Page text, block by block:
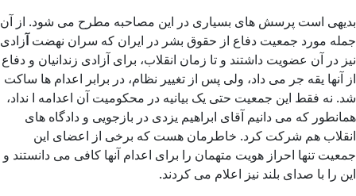
بدیهی است پرسش های بسیاری در این مصاحبه مطرح می شود. از آن
جمله مورد جمعیت دفاع از حقوق بشر در ایران که سران نهضت آزادی
نیز در آن عضویت داشتند و تا زمان انقلاب، برای آزادی زندانیان و دفاع
از آنها یقه جر می داد، ولی پس از تغییر نظام، در برابر اعدام ها ساکت
شد. نه فقط این جمعیت حتی یک بیانیه در محکومیت آن اعدامه ا نداد،
همانطور که می دانیم آقای ابراهیم یزدی در بازجویی و دادگاه های
انقلاب هم شرکت کرد. خاطرمان هست که برخی از اعضای این
جمعیت تنها احراز هویت متهمان را برای اعدام آنها کافی می دانستند و
این را با صدای بلند نیز اعلام می کردند.